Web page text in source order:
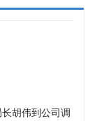
胡伟到公司调